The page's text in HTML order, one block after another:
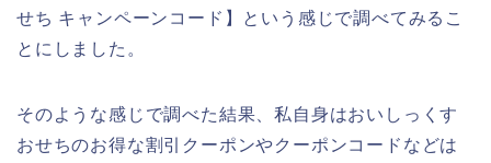
せち キャンペーンコード】という感じで調べてみるこ
とにしました。
そのような感じで調べた結果、私自身はおいしっくす
おせちのお得な割引クーポンやクーポンコードなどは